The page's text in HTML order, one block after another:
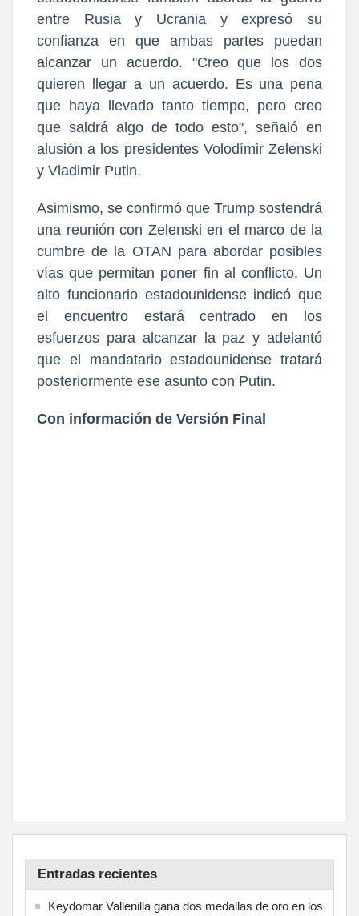
entre Rusia y Ucrania y expresó su
confianza en que ambas partes puedan
alcanzar un acuerdo. "Creo que los dos
quieren llegar a un acuerdo. Es una pena
que haya llevado tanto tiempo, pero creo
que saldrá algo de todo esto", señaló en
alusión a los presidentes Volodímir Zelenski
y Vladimir Putin.
Asimismo, se confirmó que Trump sostendrá
una reunión con Zelenski en el marco de la
cumbre de la OTAN para abordar posibles
vías que permitan poner fin al conflicto. Un
alto funcionario estadounidense indicó que
el encuentro estará centrado en los
esfuerzos para alcanzar la paz y adelantó
que el mandatario estadounidense tratará
posteriormente ese asunto con Putin.
Con información de Versión Final
Entradas recientes
Keydomar Vallenilla gana dos medallas de oro en los